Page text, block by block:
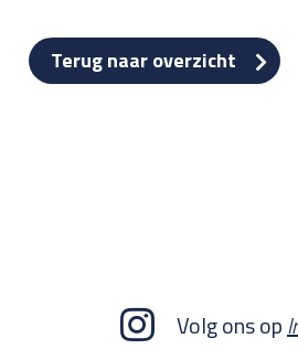
Terug naar overzicht
Volg ons op